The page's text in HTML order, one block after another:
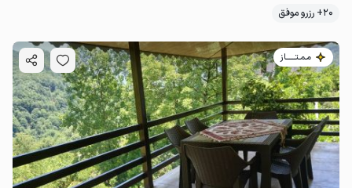
20+ رزرو موفق
مـمـتــــــاز